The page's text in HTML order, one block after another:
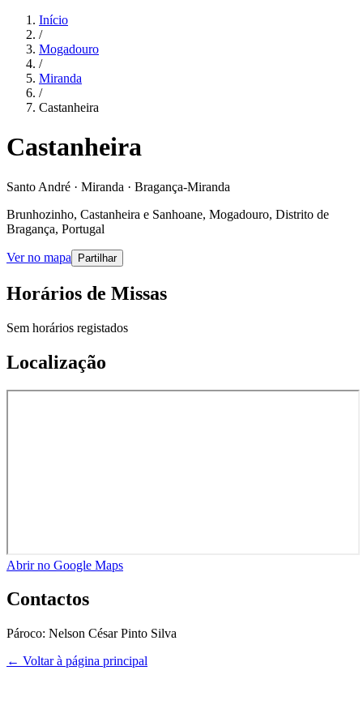
Início
/
Mogadouro
/
Miranda
/
Castanheira
Castanheira
Santo André · Miranda · Bragança-Miranda
Brunhozinho, Castanheira e Sanhoane, Mogadouro, Distrito de
Bragança, Portugal
Ver no mapa Partilhar
Horários de Missas
Sem horários registados
Localização
Abrir no Google Maps
Contactos
Pároco: Nelson César Pinto Silva
← Voltar à página principal